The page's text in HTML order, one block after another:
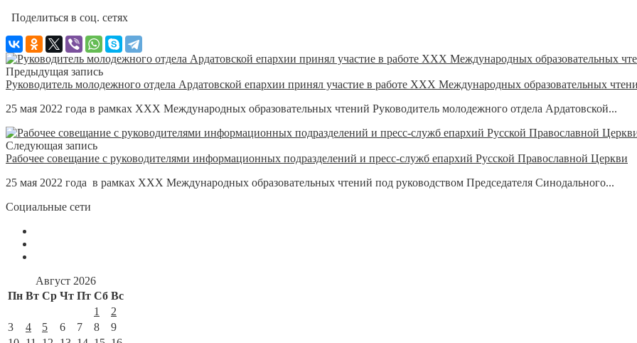
Поделиться в соц. сетях
Предыдущая запись
Руководитель молодежного отдела Ардатовской епархии принял участие в работе XXX Международных образовательных
25 мая 2022 года в рамках XXX Международных образовательных чтений Руководитель молодежного отдела Ардатовской...
Следующая запись
Рабочее совещание с руководителями информационных подразделений и пресс-служб епархий Русской Православной Церкви
25 мая 2022 года в рамках XXX Международных образовательных чтений под руководством Председателя Синодального...
Социальные сети
Август 2026
Пн Вт Ср Чт Пт Сб Вс
1
2
3
4 5 6 7 8
9